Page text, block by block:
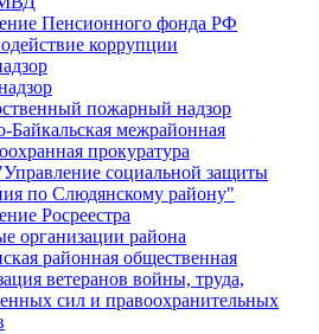
Пенсионного фонда РФ
коррупции
пожарный надзор
Байкальская межрайонная
прокуратура
социальной защиты
по Слюдянскому району"
Росреестра
организации района
районная общественная
ветеранов войны, труда,
сил и правоохранительных